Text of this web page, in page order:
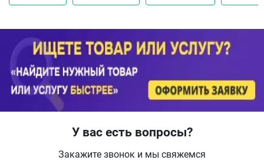
У вас есть вопросы?
Закажите звонок и мы свяжемся